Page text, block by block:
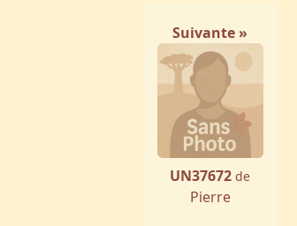
Suivante »
UN37672 de
Pierre